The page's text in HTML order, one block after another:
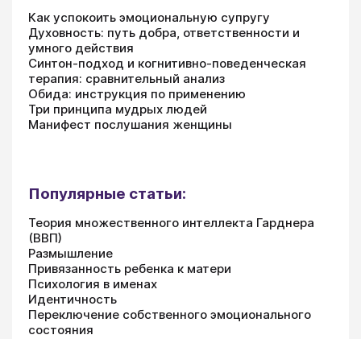
Как успокоить эмоциональную супругу
Духовность: путь добра, ответственности и
умного действия
Синтон-подход и когнитивно-поведенческая
терапия: сравнительный анализ
Обида: инструкция по применению
Три принципа мудрых людей
Манифест послушания женщины
Популярные статьи:
Теория множественного интеллекта Гарднера
(ВВП)
Размышление
Привязанность ребенка к матери
Психология в именах
Идентичность
Переключение собственного эмоционального
состояния